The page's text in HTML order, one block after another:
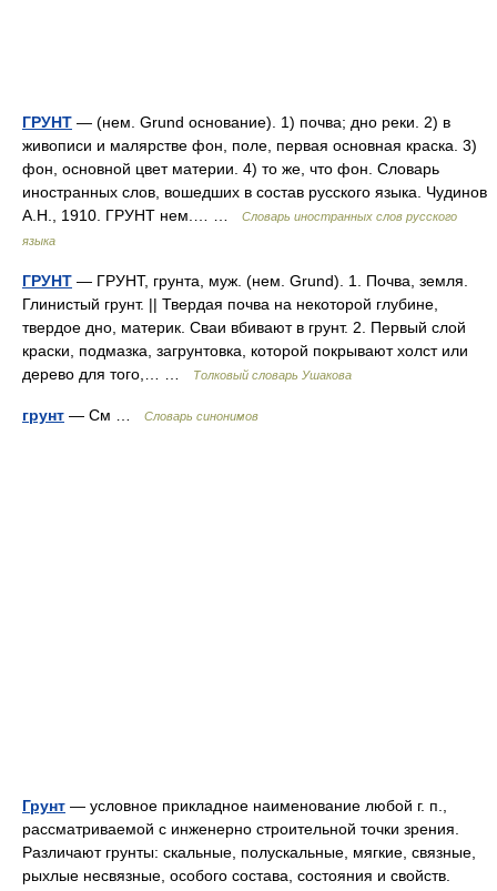
ГРУНТ — (нем. Grund основание). 1) почва; дно реки. 2) в
живописи и малярстве фон, поле, первая основная краска. 3)
фон, основной цвет материи. 4) то же, что фон. Словарь
иностранных слов, вошедших в состав русского языка. Чудинов
А.Н., 1910. ГРУНТ нем.… …
Словарь иностранных слов русского
языка
ГРУНТ — ГРУНТ, грунта, муж. (нем. Grund). 1. Почва, земля.
Глинистый грунт. || Твердая почва на некоторой глубине,
твердое дно, материк. Сваи вбивают в грунт. 2. Первый слой
краски, подмазка, загрунтовка, которой покрывают холст или
дерево для того,… …
Толковый словарь Ушакова
грунт — См … Словарь синонимов
Грунт — условное прикладное наименование любой г. п.,
рассматриваемой с инженерно строительной точки зрения.
Различают грунты: скальные, полускальные, мягкие, связные,
рыхлые несвязные, особого состава, состояния и свойств.